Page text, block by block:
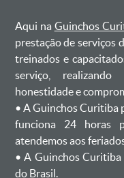
Aqui na Guinchos
prestação de serviços
treinados e
serviço,
honestidade e
ㅤㅤ• A Guinchos
funciona 24 horas
atendemos aos
ㅤㅤ• A Guinchos
do Brasil.